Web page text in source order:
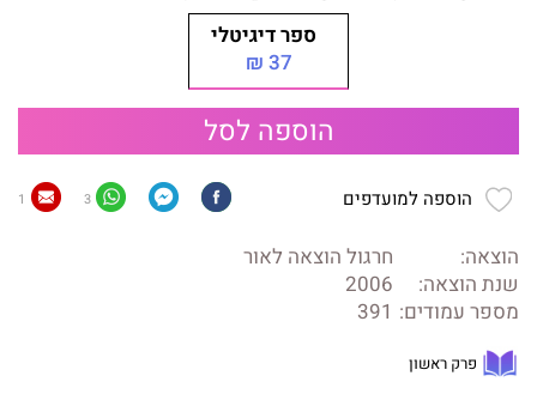
ספר דיגיטלי
37 ₪
הוספה לסל
הוספה למועדפים 3
1
הוצאה:
חרגול הוצאה לאור
שנת הוצאה:
2006
מספר עמודים: 391
פרק ראשון